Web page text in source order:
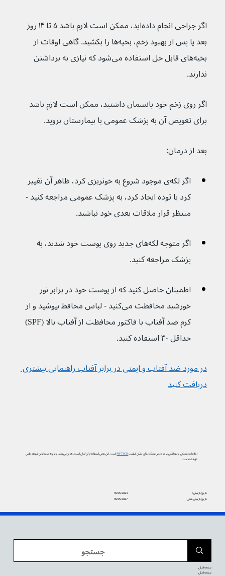
اگر جراحی انجام داده‌اید، ممکن است لازم باشد ۵ تا ۱۴ روز
بعد یا پس از بهبود زخم، بخیه‌ها را بکشید. گاهی اوقات از
بخیه‌های قابل حل استفاده می‌شود که نیازی به برداشتن
ندارند.
اگر روی زخم خود پانسمان داشتید، ممکن است لازم باشد
برای تعویض آن به پزشک عمومی یا بیمارستان بروید.
بعد از درمان:
اگر لکه‌ی موجود شروع به خونریزی کرد، ظاهر آن تغییر
کرد یا توده ایجاد کرد، به پزشک عمومی مراجعه کنید -
منتظر قرار ملاقات بعدی خود نباشید.
اگر متوجه لکه‌های جدید روی پوست خود شدید، به
پزشک مراجعه کنید.
اطمینان حاصل کنید که از پوست خود در برابر نور
خورشید محافظت می‌کنید - لباس محافظ بپوشید و از
کرم ضد آفتاب با فاکتور محافظت از آفتاب بالا (SPF)
حداقل ۳۰ استفاده کنید.
در مورد ضد آفتاب و ایمنی در برابر آفتاب راهنمایی بیشتری
دریافت کنید
اطلاعات پزشکی و بهداشتی ما در دیجی‌پزشک دارای نشان کیفیتPIF TICKاست. این یعنی استفاده از آن آسان است، به‌روز می‌باشد و بر پایه جدیدترین شواهد علمی
تهیه شده است.
16/05/2024
تاریخ بازبینی:
16/05/2027
تاریخ بازبینی بعدی:
صفحه اصلی
صفحه اصلی